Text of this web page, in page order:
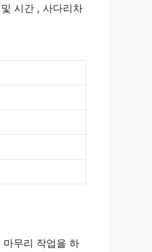
시간 , 사다리차
무리 작업을 하